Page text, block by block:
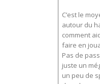
C’est le
autour du
comment
faire en
Pas de
juste un
un peu de